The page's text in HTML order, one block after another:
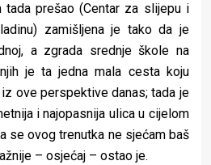
tada prešao (Centar za slijepu i
zamišljena je tako da je
a zgrada srednje škole na
je ta jedna mala cesta koju
ove perspektive danas; tada je
i najopasnija ulica u cijelom
se ovog trenutka ne sjećam baš
– osjećaj – ostao je.